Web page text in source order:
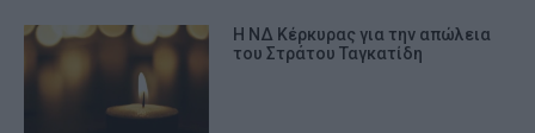
Η ΝΔ Κέρκυρας για την απώλεια
του Στράτου Ταγκατίδη